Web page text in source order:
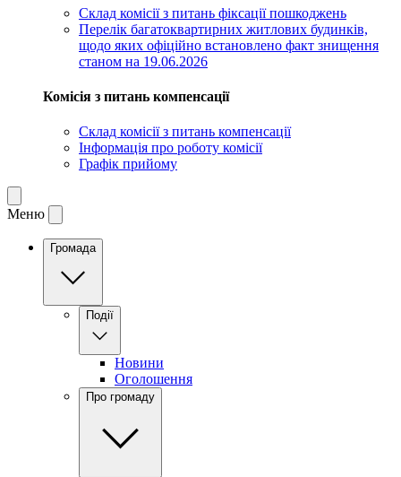
Склад комісії з питань фіксації пошкоджень
Перелік багатоквартирних житлових будинків,
щодо яких офіційно встановлено факт знищення
станом на 19.06.2026
Комісія з питань компенсації
Склад комісії з питань компенсації
Інформація про роботу комісії
Графік прийому
Меню
Громада
Події
Новини
Оголошення
Про громаду